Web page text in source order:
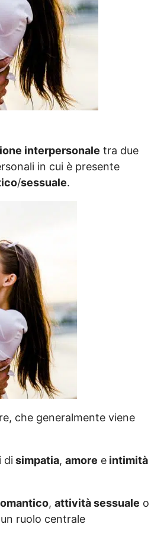
interpersonale tra due
in cui è presente
/sessuale.
che generalmente viene
disimpatia,amore e intimità
,attività sessuale o
ruolo centrale